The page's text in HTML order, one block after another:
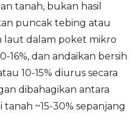
tanah, bukan hasil
puncak tebing atau
laut dalam poket mikro
dan andaikan bersih
10-15% diurus secara
dibahagikan antara
~15-30% sepanjang